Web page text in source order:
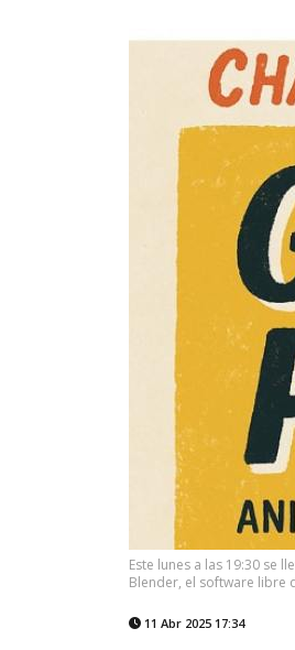
Este lunes a las 19:30 se
Blender, el software libre
11 Abr 2025 17:34